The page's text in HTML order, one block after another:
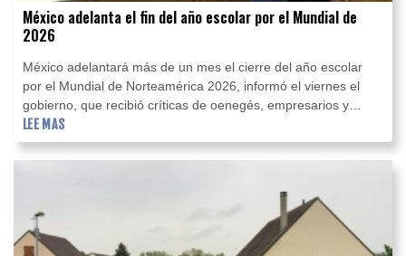
México adelanta el fin del año escolar por el Mundial de
2026
México adelantará más de un mes el cierre del año escolar
por el Mundial de Norteamérica 2026, informó el viernes el
gobierno, que recibió críticas de oenegés, empresarios y
padres de familia, mientras dos estados sede del torneo
rechazaron la medida.
LEE MAS